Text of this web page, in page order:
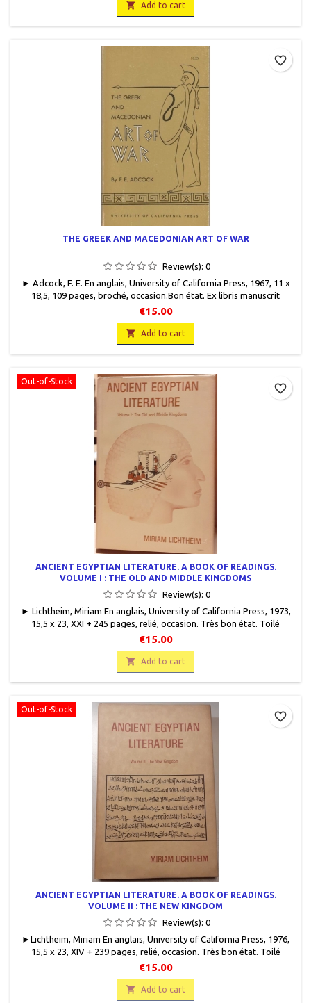
manuscrit au stylo bleu.
 Add to cart
THE GREEK AND MACEDONIAN ART OF WAR
Review(s): 0
► Adcock, F. E. En anglais, University of California Press, 1967, 11 x
18,5, 109 pages, broché, occasion.Bon état. Ex libris manuscrit
(stylo)en haut de page de garde.
€15.00
 Add to cart
favorite_border
Out-of-Stock
ANCIENT EGYPTIAN LITERATURE. A BOOK OF READINGS.
VOLUME I : THE OLD AND MIDDLE KINGDOMS
Review(s): 0
► Lichtheim, Miriam En anglais, University of California Press, 1973,
15,5 x 23, XXI + 245 pages, relié, occasion. Très bon état. Toilé
éditeur brun clair. Jaquette éditeur.9780520094437
€15.00
 Add to cart
favorite_border
Out-of-Stock
ANCIENT EGYPTIAN LITERATURE. A BOOK OF READINGS.
VOLUME II : THE NEW KINGDOM
Review(s): 0
►Lichtheim, Miriam En anglais, University of California Press, 1976,
15,5 x 23, XIV + 239 pages, relié, occasion. Très bon état. Toilé
éditeur brun clair. Jaquette éditeur.9780520029651
€15.00
 Add to cart
favorite_border